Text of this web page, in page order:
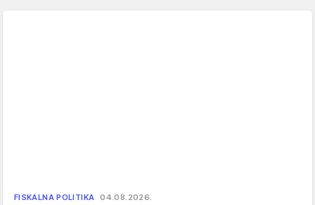
FISKALNA POLITIKA 04.08.2026.